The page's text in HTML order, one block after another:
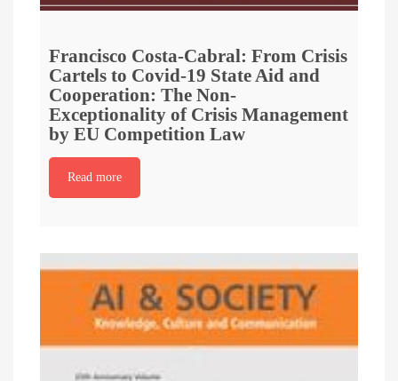
Francisco Costa-Cabral: From Crisis
Cartels to Covid-19 State Aid and
Cooperation: The Non-
Exceptionality of Crisis Management
by EU Competition Law
Read more